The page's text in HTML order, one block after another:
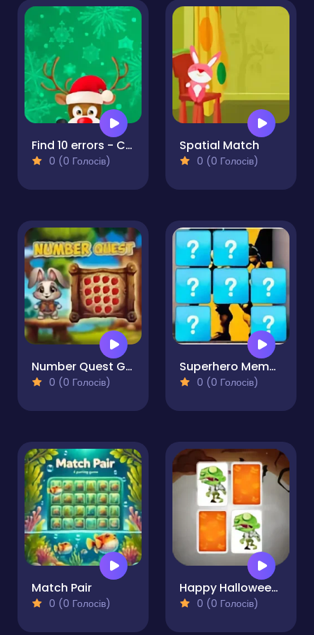
Find 10 errors - CHRISTMAS
0 (0 Голосів)
Spatial Match
0 (0 Голосів)
Number Quest Game
0 (0 Голосів)
Superhero Memory Match
0 (0 Голосів)
Match Pair
0 (0 Голосів)
Happy Halloween Memory
0 (0 Голосів)